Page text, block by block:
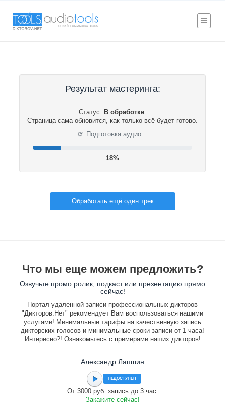
Результат мастеринга:
Статус: В обработке.
Страница сама обновится, как только всё будет готово.
⟳ Подготовка аудио…
19%
Обработать ещё один трек
Что мы еще можем предложить?
Озвучьте промо ролик, подкаст или презентацию прямо
сейчас!
Портал удаленной записи профессиональных дикторов
"Дикторов.Нет" рекомендует Вам воспользоваться нашими
услугами! Минимальные тарифы на качественную запись
дикторских голосов и минимальные сроки записи от 1 часа!
Интересно?! Ознакомьтесь с примерами наших дикторов!
Александр Лапшин
НЕДОСТУПЕН
От 3000 руб. запись до 3 час.
Закажите сейчас!